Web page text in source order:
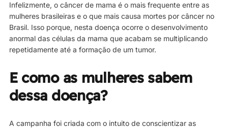
Infelizmente, o câncer de mama é o mais frequente entre as
mulheres brasileiras e o que mais causa mortes por câncer no
Brasil. Isso porque, nesta doença ocorre o desenvolvimento
anormal das células da mama que acabam se multiplicando
repetidamente até a formação de um tumor.
E como as mulheres sabem
dessa doença?
A campanha foi criada com o intuito de conscientizar as